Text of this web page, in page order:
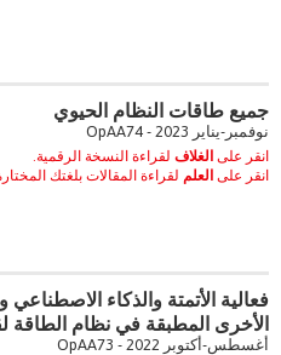
جميع طاقات النظام الحيوي
نوفمبر-يناير 2023 - OpAA74
انقر على الغلاف لقراءة النسخة الرقمية.
انقر على العلم لقراءة المقالات بلغتك
فعالية الأتمتة والذكاء الاصطناعي
الأخرى المطبقة في نظام
أغسطس-أكتوبر 2022 - OpAA73